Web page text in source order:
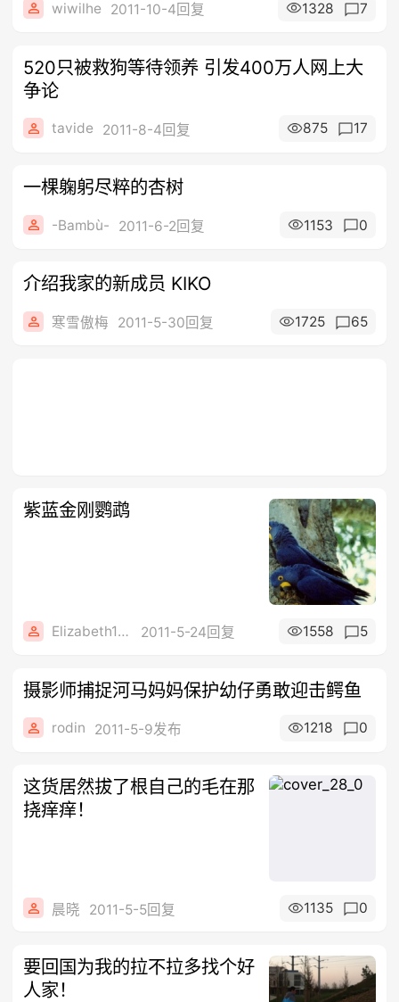
wiwilhe 2011-10-4回复 1328 7
520只被救狗等待领养 引发400万人网上大
争论
tavide 2011-8-4回复 875 17
一棵躹躬尽粹的杏树
-Bambù- 2011-6-2回复 1153 0
介绍我家的新成员 KIKO
寒雪傲梅 2011-5-30回复 1725 65
紫蓝金刚鹦鹉
Elizabeth1608 2011-5-24回复 1558 5
摄影师捕捉河马妈妈保护幼仔勇敢迎击鳄鱼
rodin 2011-5-9发布 1218 0
这货居然拔了根自己的毛在那
挠痒痒！
晨晓 2011-5-5回复 1135 0
要回国为我的拉不拉多找个好
人家！